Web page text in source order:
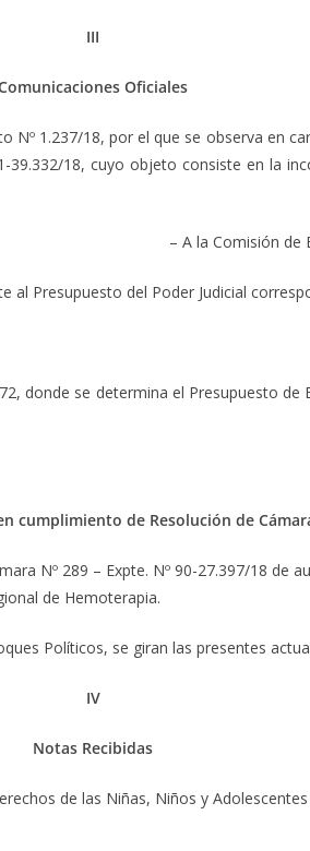
III
Oficiales
1.237/18, por el que se observa en
39.332/18, cuyo objeto consiste en la
– A la Comisión de
del Poder Judicial
se determina el Presupuesto de
cumplimiento de Resolución de
289 – Expte. Nº 90-27.397/18 de
de Hemoterapia.
Políticos, se giran las presentes
IV
Notas Recibidas
de las Niñas, Niños y Adolescentes